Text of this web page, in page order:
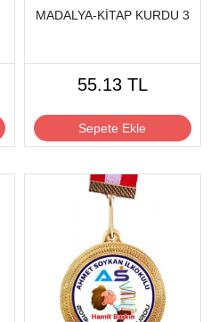
MADALYA-KİTAP KURDU 3
55.13 TL
Sepete Ekle